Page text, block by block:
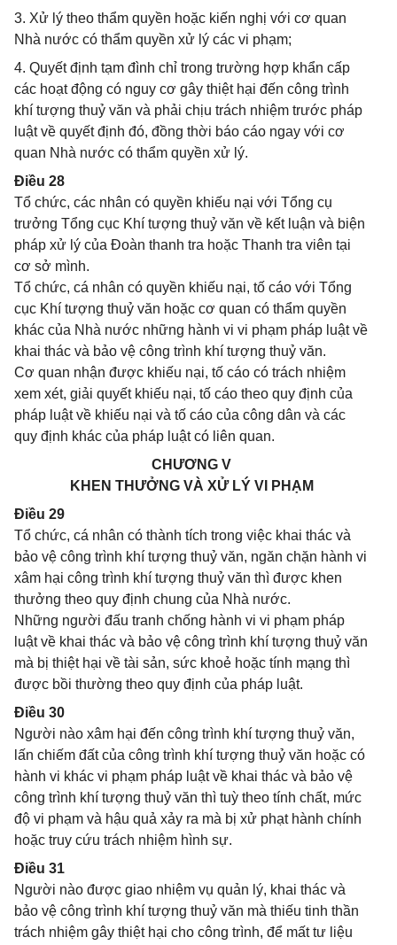
3. Xử lý theo thẩm quyền hoặc kiến nghị với cơ quan
Nhà nước có thẩm quyền xử lý các vi phạm;
4. Quyết định tạm đình chỉ trong trường hợp khẩn cấp
các hoạt động có nguy cơ gây thiệt hại đến công trình
khí tượng thuỷ văn và phải chịu trách nhiệm trước pháp
luật về quyết định đó, đồng thời báo cáo ngay với cơ
quan Nhà nước có thẩm quyền xử lý.
Điều 28
Tổ chức, các nhân có quyền khiếu nại với Tổng cụ
trưởng Tổng cục Khí tượng thuỷ văn về kết luận và biện
pháp xử lý của Đoàn thanh tra hoặc Thanh tra viên tại
cơ sở mình.
Tổ chức, cá nhân có quyền khiếu nại, tố cáo với Tổng
cục Khí tượng thuỷ văn hoặc cơ quan có thẩm quyền
khác của Nhà nước những hành vi vi phạm pháp luật về
khai thác và bảo vệ công trình khí tượng thuỷ văn.
Cơ quan nhận được khiếu nại, tố cáo có trách nhiệm
xem xét, giải quyết khiếu nại, tố cáo theo quy định của
pháp luật về khiếu nại và tố cáo của công dân và các
quy định khác của pháp luật có liên quan.
CHƯƠNG V
KHEN THƯỞNG VÀ XỬ LÝ VI PHẠM
Điều 29
Tổ chức, cá nhân có thành tích trong việc khai thác và
bảo vệ công trình khí tượng thuỷ văn, ngăn chặn hành vi
xâm hại công trình khí tượng thuỷ văn thì được khen
thưởng theo quy định chung của Nhà nước.
Những người đấu tranh chống hành vi vi phạm pháp
luật về khai thác và bảo vệ công trình khí tượng thuỷ văn
mà bị thiệt hại về tài sản, sức khoẻ hoặc tính mạng thì
được bồi thường theo quy định của pháp luật.
Điều 30
Người nào xâm hại đến công trình khí tượng thuỷ văn,
lấn chiếm đất của công trình khí tượng thuỷ văn hoặc có
hành vi khác vi phạm pháp luật về khai thác và bảo vệ
công trình khí tượng thuỷ văn thì tuỳ theo tính chất, mức
độ vi phạm và hậu quả xảy ra mà bị xử phạt hành chính
hoặc truy cứu trách nhiệm hình sự.
Điều 31
Người nào được giao nhiệm vụ quản lý, khai thác và
bảo vệ công trình khí tượng thuỷ văn mà thiếu tinh thần
trách nhiệm gây thiệt hại cho công trình, để mất tư liệu